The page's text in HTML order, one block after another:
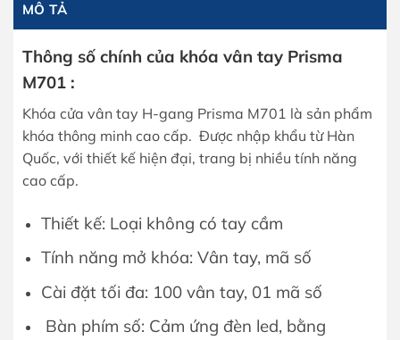
MÔ TẢ
Thông số chính của khóa vân tay Prisma
M701 :
Khóa cửa vân tay H-gang Prisma M701 là sản phẩm
khóa thông minh cao cấp. Được nhập khẩu từ Hàn
Quốc, với thiết kế hiện đại, trang bị nhiều tính năng
cao cấp.
Thiết kế: Loại không có tay cầm
Tính năng mở khóa: Vân tay, mã số
Cài đặt tối đa: 100 vân tay, 01 mã số
Bàn phím số: Cảm ứng đèn led, bằng